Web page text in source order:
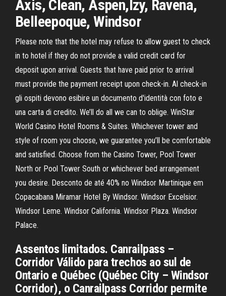
Axis, Clean, Aspen,Izy, Ravena,
Belleepoque, Windsor
Please note that the hotel may refuse to allow guest to check
in to hotel if they do not provide a valid credit card for
deposit upon arrival. Guests that have paid prior to arrival
must provide the payment receipt upon check-in. Al check-in
gli ospiti devono esibire un documento d'identità con foto e
una carta di credito. We’ll do all we can to oblige. WinStar
World Casino Hotel Rooms & Suites. Whichever tower and
style of room you choose, we guarantee you’ll be comfortable
and satisfied. Choose from the Casino Tower, Pool Tower
North or Pool Tower South or whichever bed arrangement
you desire. Desconto de até 40% no Windsor Martinique em
Copacabana Miramar Hotel By Windsor. Windsor Excelsior.
Windsor Leme. Windsor California. Windsor Plaza. Windsor
Palace.
Assentos limitados. Canrailpass –
Corridor Válido para trechos ao sul de
Ontario e Québec (Québec City – Windsor
Corridor), o Canrailpass Corridor permite